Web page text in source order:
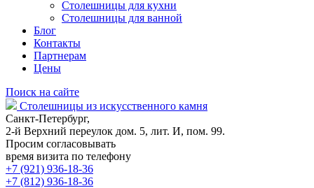
Столешницы для кухни
Столешницы для ванной
Блог
Контакты
Партнерам
Цены
Поиск на сайте
Столешницы из искусственного камня
Санкт-Петербург,
2-й Верхний переулок дом. 5, лит. И, пом. 99.
Просим согласовывать
время визита по телефону
+7 (921) 936-18-36
+7 (812) 936-18-36